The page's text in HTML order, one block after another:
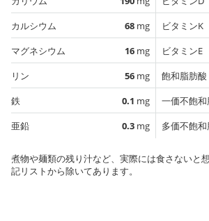
カルシウム
68 mg
マグネシウム
16 mg
リン
56 mg
鉄
0.1 mg
亜鉛
0.3 mg
ビタミンK
ビタミンE
飽和脂肪酸
一価不飽和
多価不飽
煮物や麺類の残り汁など、実際には食さないと
記リストから除いてあります。